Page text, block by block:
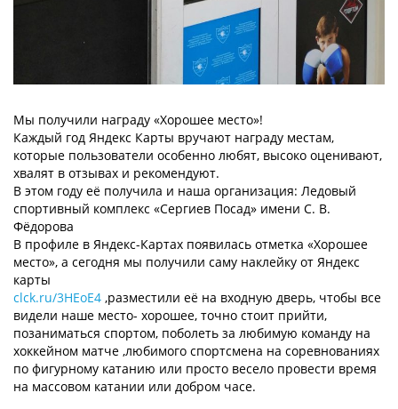
Мы получили награду «Хорошее место»!
Каждый год Яндекс Карты вручают награду местам,
которые пользователи особенно любят, высоко оценивают,
хвалят в отзывах и рекомендуют.
В этом году её получила и наша организация: Ледовый
спортивный комплекс «Сергиев Посад» имени С. В.
Фёдорова
В профиле в Яндекс-Картах появилась отметка «Хорошее
место», а сегодня мы получили саму наклейку от Яндекс
карты
clck.ru/3HEoE4 ,разместили её на входную дверь, чтобы все
видели наше место- хорошее, точно стоит прийти,
позаниматься спортом, поболеть за любимую команду на
хоккейном матче ,любимого спортсмена на соревнованиях
по фигурному катанию или просто весело провести время
на массовом катании или добром часе.